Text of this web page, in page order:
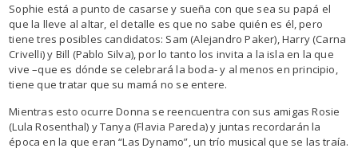
Sophie está a punto de casarse y sueña con que sea su papá el
que la lleve al altar, el detalle es que no sabe quién es él, pero
tiene tres posibles candidatos: Sam (Alejandro Paker), Harry (Carna
Crivelli) y Bill (Pablo Silva), por lo tanto los invita a la isla en la que
vive –que es dónde se celebrará la boda- y al menos en principio,
tiene que tratar que su mamá no se entere.
Mientras esto ocurre Donna se reencuentra con sus amigas Rosie
(Lula Rosenthal) y Tanya (Flavia Pareda) y juntas recordarán la
época en la que eran “Las Dynamo”, un trío musical que se las traía.